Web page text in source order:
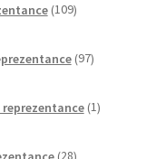
109izdelkov
97izdelkov
1izdelek